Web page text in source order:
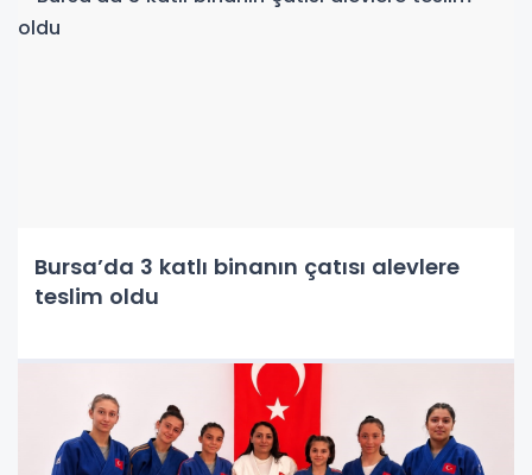
Bursa’da 3 katlı binanın çatısı alevlere
teslim oldu